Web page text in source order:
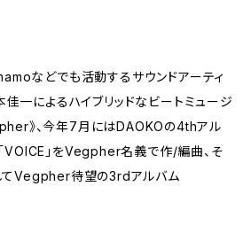
などでも活動するサウンドアーティ
佳一によるハイブリッドなビートミュージ
》、今年7月にはDAOKOの4thアル
VOICE」をVegpher名義で作/編曲、そ
てVegpher待望の3rdアルバム